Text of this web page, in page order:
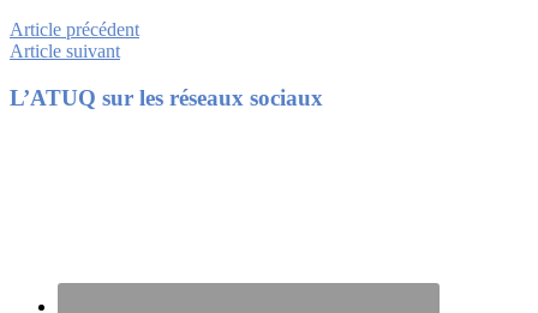
Article précédent
Article suivant
Footer
L’ATUQ sur les réseaux sociaux